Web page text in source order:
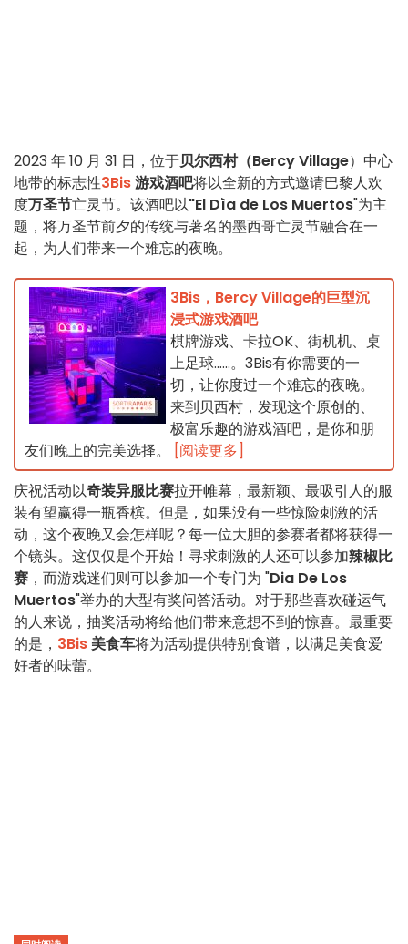
2023 年 10 月 31 日，位于贝尔西村（Bercy Village）中心
地带的标志性3Bis游戏酒吧将以全新的方式邀请巴黎人欢
度万圣节亡灵节。该酒吧以"El Dìa de Los Muertos"为主
题，将万圣节前夕的传统与著名的墨西哥亡灵节融合在一
起，为人们带来一个难忘的夜晚。
3Bis，Bercy Village的巨型沉
浸式游戏酒吧
棋牌游戏、卡拉OK、街机机、桌
上足球......。3Bis有你需要的一
切，让你度过一个难忘的夜晚。
来到贝西村，发现这个原创的、
极富乐趣的游戏酒吧，是你和朋
友们晚上的完美选择。
[阅读更多]
庆祝活动以奇装异服比赛拉开帷幕，最新颖、最吸引人的服
装有望赢得一瓶香槟。但是，如果没有一些惊险刺激的活
动，这个夜晚又会怎样呢？每一位大胆的参赛者都将获得一
个镜头。这仅仅是个开始！寻求刺激的人还可以参加辣椒比
赛 ，而游戏迷们则可以参加一个专门为 "Dia De Los
Muertos"举办的大型有奖问答活动。对于那些喜欢碰运气
的人来说，抽奖活动将给他们带来意想不到的惊喜。最重要
的是， 3Bis美食车将为活动提供特别食谱，以满足美食爱
好者的味蕾。